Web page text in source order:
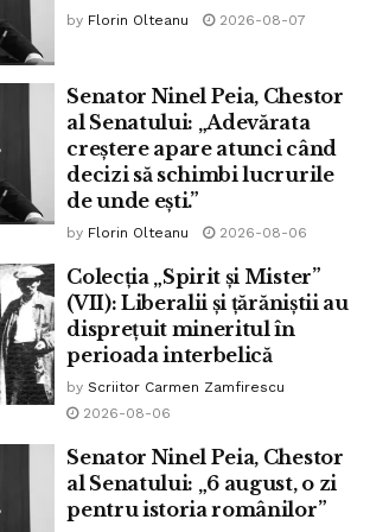
2024,Curtea Constituţională a
rezultatele primului tur al alegerilor
pe 24 noiembrie,din moment ce
şi corectitudinea campaniei
a ridicat suspiciuni cu privire la
criticată dur și a fost asemănată ca o
alegeri şi o restricţie excesivă a
dezagreate, de o natură şi gravitate
mai arată în raport.
Constituţionale a
ca fiind
de o operaţiune de
by Florin Olteanu 2026-08-07
Senator Ninel Peia, Chestor
al Senatului: „Adevărata
creștere apare atunci când
decizi să schimbi lucrurile
de unde ești.”
by Florin Olteanu 2026-08-06
Colecția „Spirit și Mister”
(VII): Liberalii și țărăniștii au
disprețuit mineritul în
perioada interbelică
by Scriitor Carmen Zamfirescu
2026-08-06
Senator Ninel Peia, Chestor
al Senatului: „6 august, o zi
pentru istoria românilor”